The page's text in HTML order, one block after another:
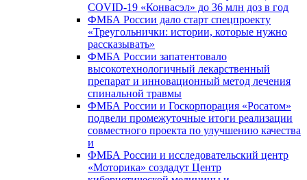
COVID-19 «Конвасэл» до 36 млн доз в год
ФМБА России дало старт спецпроекту
«Треугольнички: истории, которые нужно
рассказывать»
ФМБА России запатентовало
высокотехнологичный лекарственный
препарат и инновационный метод лечения
спинальной травмы
ФМБА России и Госкорпорация «Росатом»
подвели промежуточные итоги реализации
совместного проекта по улучшению качества
и
ФМБА России и исследовательский центр
«Моторика» создадут Центр